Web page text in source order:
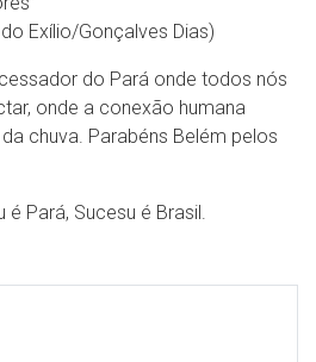
Exílio/Gonçalves Dias)
do Pará onde todos nós
onde a conexão humana
chuva. Parabéns Belém pelos
é Pará, Sucesu é Brasil.